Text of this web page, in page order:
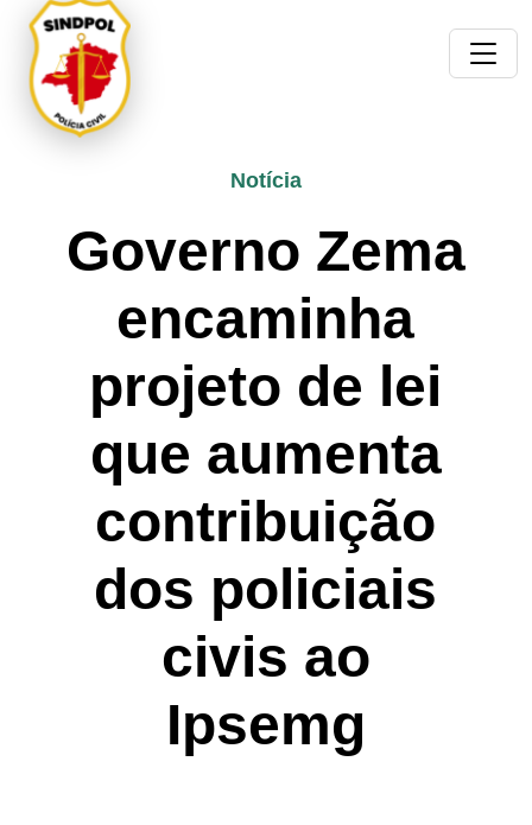
Notícia
Governo Zema
encaminha
projeto de lei
que aumenta
contribuição
dos policiais
civis ao
Ipsemg